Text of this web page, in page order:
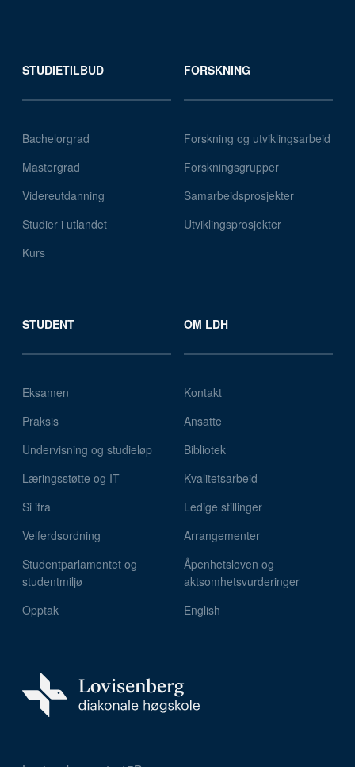
STUDIETILBUD
Bachelorgrad
Mastergrad
Videreutdanning
Studier i utlandet
Kurs
FORSKNING
Forskning og utviklingsarbeid
Forskningsgrupper
Samarbeidsprosjekter
Utviklingsprosjekter
STUDENT
Eksamen
Praksis
Undervisning og studieløp
Læringsstøtte og IT
Si ifra
Velferdsordning
Studentparlamentet og
studentmiljø
Opptak
OM LDH
Kontakt
Ansatte
Bibliotek
Kvalitetsarbeid
Ledige stillinger
Arrangementer
Åpenhetsloven og
aktsomhetsvurderinger
English